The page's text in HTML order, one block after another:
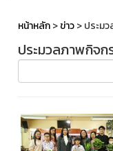
หน้าหลัก>ข่าว> ประม
ประมวลภาพกิจก